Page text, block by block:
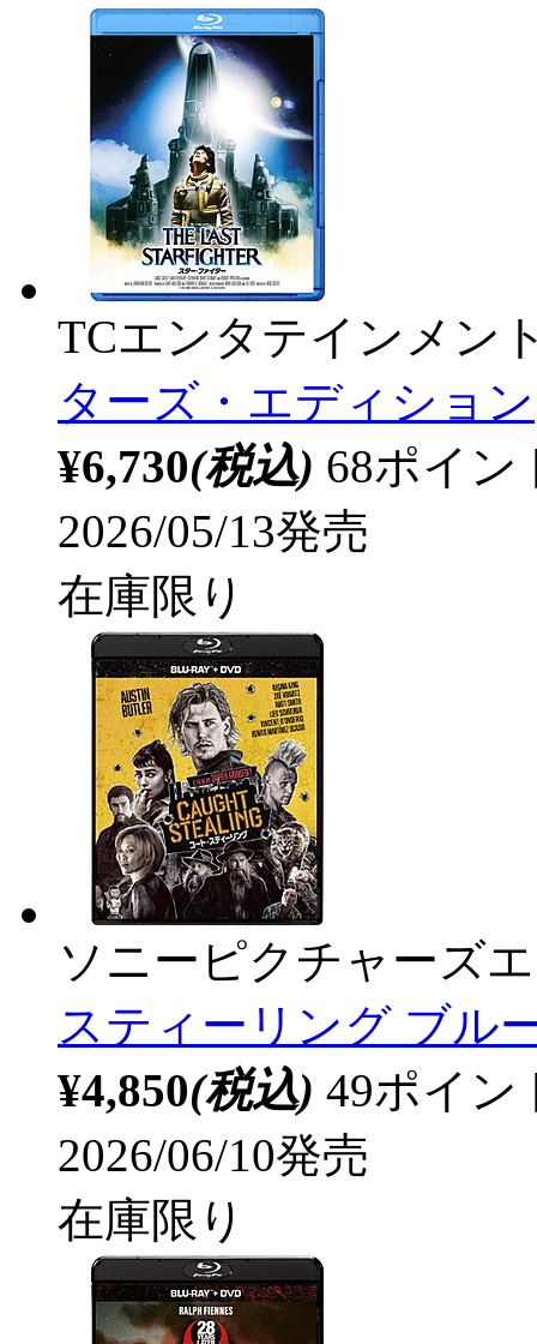
TCエンタテインメン
ターズ・エディション
¥6,730(税込) 68ポイ
2026/05/13発売
在庫限り
ソニーピクチャーズ
スティーリング ブル
¥4,850(税込) 49ポイ
2026/06/10発売
在庫限り